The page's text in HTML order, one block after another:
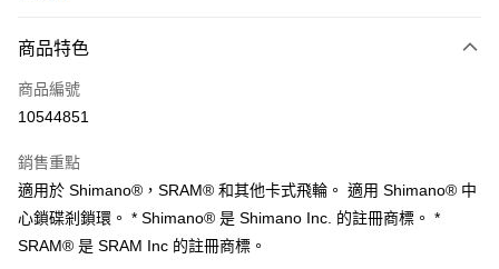
Apple Pay
ATM付款
全家取貨付款
每筆NT$90
付款後全家取貨
商品特色
商品編號
10544851
銷售重點
適用於 Shimano®，SRAM® 和其他卡式飛輪。 適用 Shimano® 中
心鎖碟剎鎖環。 * Shimano® 是 Shimano Inc. 的註冊商標。 *
SRAM® 是 SRAM Inc 的註冊商標。